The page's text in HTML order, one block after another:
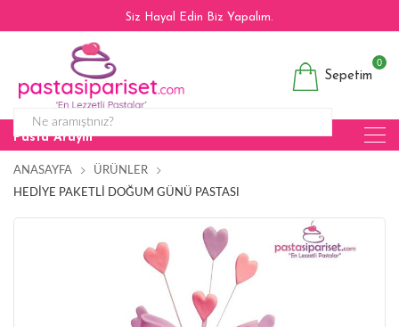
Siz Hayal Edin Biz Yapalım.
Sepetim
0
Pasta Arayın
ANASAYFA
ÜRÜNLER
HEDIYE PAKETLI DOĞUM GÜNÜ PASTASI